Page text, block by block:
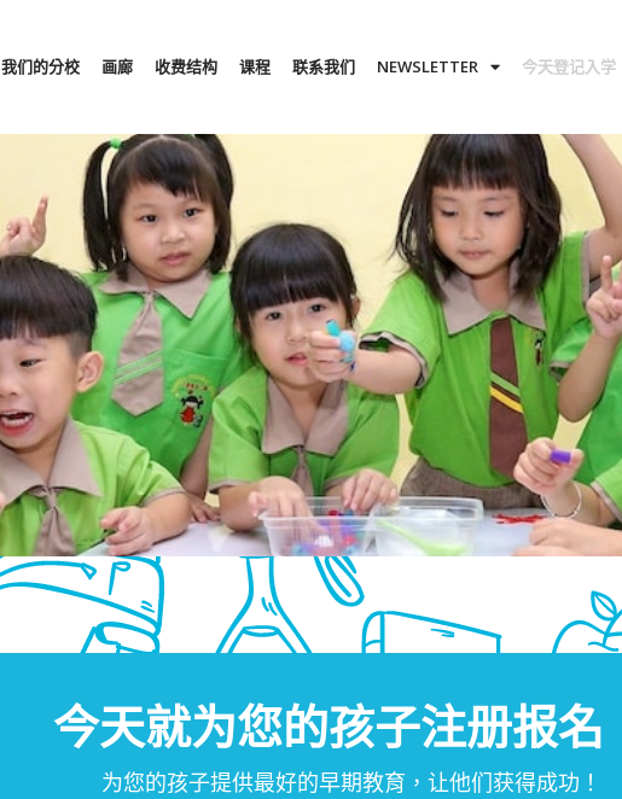
我们的分校 画廊 收费结构 课程 联系我们 NEWSLETTER 今天登记入学
今天就为您的孩子注册报名
为您的孩子提供最好的早期教育，让他们获得成功！